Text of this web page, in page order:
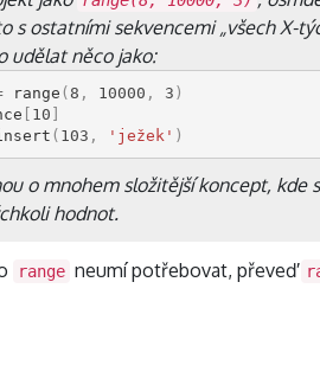
s ostatními sekvencemi „všechX-
udělat něco jako:
range ( 8 , 10000 , 3 )
[ 10 ]
( 103 , 'ježek' )
o mnohem složitější koncept,
hodnot.
range neumí potřebovat, převeď